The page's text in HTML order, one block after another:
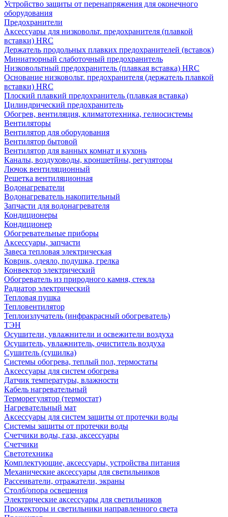
Устройство защиты от перенапряжения для оконечного
оборудования
Предохранители
Аксессуары для низковольт. предохранителя (плавкой
вставки) HRC
Держатель продольных плавких предохранителей (вставок)
Миниатюрный слаботочный предохранитель
Низковольтный предохранитель (плавкая вставка) HRC
Основание низковольт. предохранителя (держатель плавкой
вставки) HRC
Плоский плавкий предохранитель (плавкая вставка)
Цилиндрический предохранитель
Обогрев, вентиляция, климатотехника, гелиосистемы
Вентиляторы
Вентилятор для оборудования
Вентилятор бытовой
Вентилятор для ванных комнат и кухонь
Каналы, воздуховоды, кроншетйны, регуляторы
Лючок вентиляционный
Решетка вентиляционная
Водонагреватели
Водонагреватель накопительный
Запчасти для водонагревателя
Кондиционеры
Кондиционер
Обогревательные приборы
Аксессуары, запчасти
Завеса тепловая электрическая
Коврик, одеяло, подушка, грелка
Конвектор электрический
Обогреватель из природного камня, стекла
Радиатор электрический
Тепловая пушка
Тепловентилятор
Теплоизлучатель (инфракрасный обогреватель)
ТЭН
Осушители, увлажнители и освежители воздуха
Осушитель, увлажнитель, очиститель воздуха
Сушитель (сушилка)
Системы обогрева, теплый пол, термостаты
Аксессуары для систем обогрева
Датчик температуры, влажности
Кабель нагревательный
Терморегулятор (термостат)
Нагревательный мат
Аксессуары для систем защиты от протечки воды
Системы защиты от протечки воды
Счетчики воды, газа, аксессуары
Счетчики
Светотехника
Комплектующие, аксессуары, устройства питания
Механические аксессуары для светильников
Рассеиватели, отражатели, экраны
Столб/опора освещения
Электрические аксессуары для светильников
Прожекторы и светильники направленного света